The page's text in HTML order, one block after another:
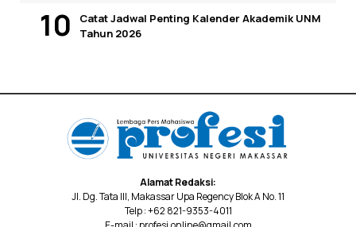
Catat Jadwal Penting Kalender Akademik UNM
Tahun 2026
Alamat Redaksi:
Jl. Dg. Tata III, Makassar Upa Regency Blok A No. 11
Telp : +62 821-9353-4011